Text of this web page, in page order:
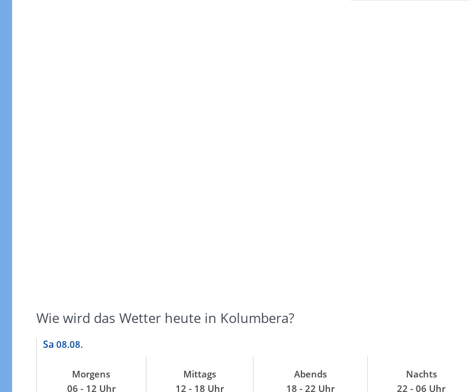
Wie wird das Wetter heute in Kolumbera?
Sa 08.08.
Morgens
06 - 12 Uhr
Mittags
12 - 18 Uhr
Abends
18 - 22 Uhr
Nachts
22 - 06 Uhr